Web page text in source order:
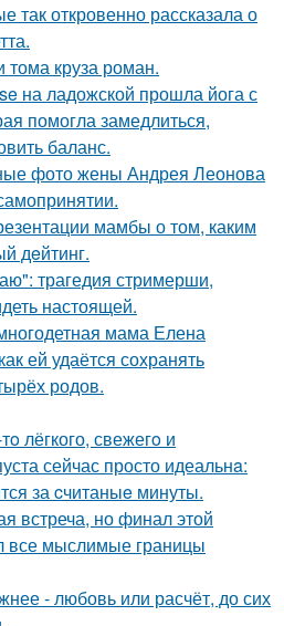
так откровенно рассказала о
круза роман.
на ладожской прошла йога с
помогла замедлиться,
баланс.
фото жены Андрея Леонова
мамбы о том, каким
дeйтинг.
трагедия стримерши,
настоящей.
мама Елена
ей удаётся сохранять
родов.
лёгкого, свежегo и
сейчас просто идеальнa:
за cчитаныe минуты.
встреча, но финал этой
все мыслимые границы
- любовь или расчёт, до сих